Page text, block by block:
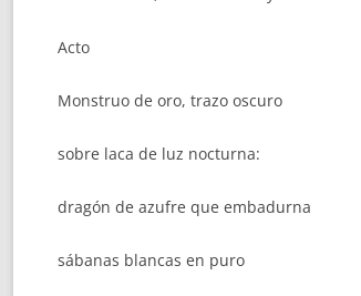
Acto
Monstruo de oro, trazo oscuro
sobre laca de luz nocturna:
dragón de azufre que embadurna
sábanas blancas en puro